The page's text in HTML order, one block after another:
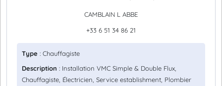
CAMBLAIN L ABBE
+33 6 51 34 86 21
Type : Chauffagiste
Description : Installation VMC Simple & Double Flux,
Chauffagiste, Électricien, Service establishment, Plombier